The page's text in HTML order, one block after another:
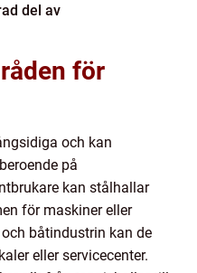
del av
för
och kan
på
kan stålhallar
för maskiner eller
båtindustrin kan de
eller servicecenter.